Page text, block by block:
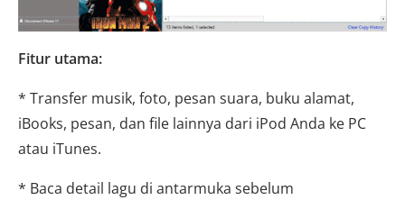
Fitur utama:
* Transfer musik, foto, pesan suara, buku alamat,
iBooks, pesan, dan file lainnya dari iPod Anda ke PC
atau iTunes.
* Baca detail lagu di antarmuka sebelum